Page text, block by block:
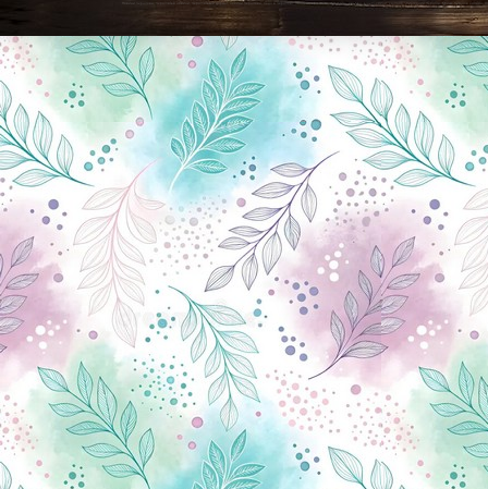
Новини Чернігова, Чернігівські новини, Чернігівський формат, новини Чернігова, події в Чернігові: політика, економіка, аналітика, культура, відеоновини, екологія, спортивний Чернігів, туризм, Чернігів